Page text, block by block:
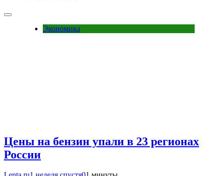
Экономика
Цены на бензин упали в 23 регионах
России